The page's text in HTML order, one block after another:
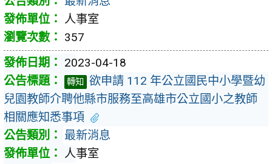
人事室
357
2023-04-18
轉知
欲申請 112 年公立國民中小學暨幼
兒園教師介聘他縣市服務至高雄市公立國小之教師
相關應知悉事項
最新消息
人事室